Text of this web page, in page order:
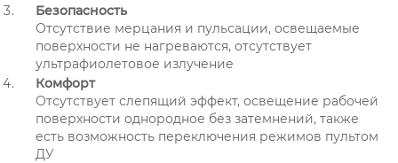
Безопасность
Отсутствие мерцания и пульсации, освещаемые
поверхности не нагреваются, отсутствует
ультрафиолетовое излучение
Комфорт
Отсутствует слепящий эффект, освещение рабочей
поверхности однородное без затемнений, также
есть возможность переключения режимов пультом
ДУ